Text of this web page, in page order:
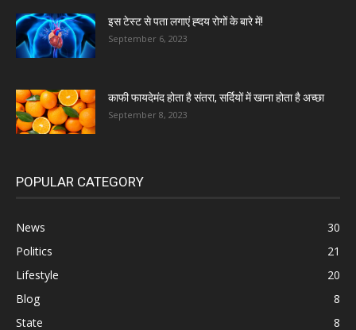
इस टेस्ट से पता लगाएं ह्दय रोगों के बारे में!
September 6, 2023
काफी फायदेमंद होता है संतरा, सर्दियों में खाना होता है अच्छा
September 8, 2023
POPULAR CATEGORY
News
30
Politics
21
Lifestyle
20
Blog
8
State
8